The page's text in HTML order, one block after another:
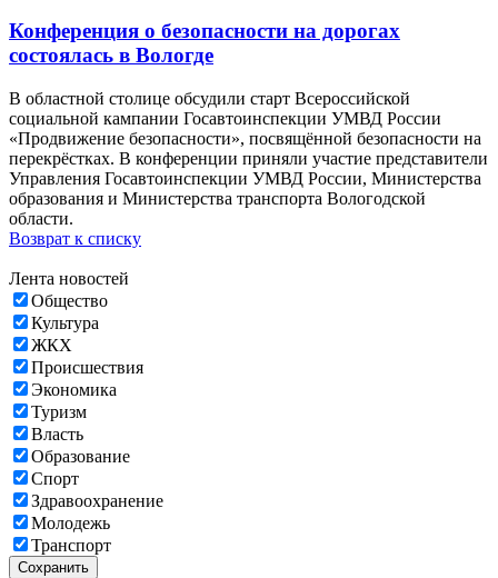
Конференция о безопасности на дорогах
состоялась в Вологде
В областной столице обсудили старт Всероссийской
социальной кампании Госавтоинспекции УМВД России
«Продвижение безопасности», посвящённой безопасности на
перекрёстках. В конференции приняли участие представители
Управления Госавтоинспекции УМВД России, Министерства
образования и Министерства транспорта Вологодской
области.
Возврат к списку
Лента новостей
Общество
Культура
ЖКХ
Происшествия
Экономика
Туризм
Власть
Образование
Спорт
Здравоохранение
Молодежь
Транспорт
Сохранить